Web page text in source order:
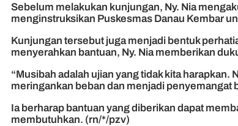
Sebelum melakukan kunjungan, Ny. Nia
menginstruksikan Puskesmas Danau Kembar
Kunjungan tersebut juga menjadi bentuk
menyerahkan bantuan, Ny. Nia memberikan
“Musibah adalah ujian yang tidak kita
meringankan beban dan menjadi penyemangat
Ia berharap bantuan yang diberikan dapat
membutuhkan. (rn/*/pzv)